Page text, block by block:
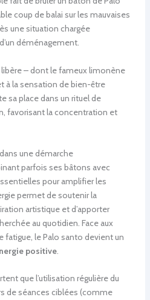
coup de balai sur les mauvaises
une situation chargée
déménagement.
– dont le fameux limonène
à la sensation de bien-être
sa place dans un rituel de
favorisant la concentration et
une démarche
parfois ses bâtons avec
pour amplifier les
permet de soutenir la
artistique et d’apporter
au quotidien. Face aux
fatigue, le Palo santo devient un
positive.
que l’utilisation régulière du
de séances ciblées (comme